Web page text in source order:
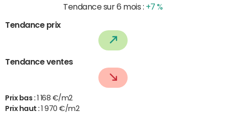
Tendance sur 6 mois : +7 %
Tendance prix
Tendance ventes
Prix bas :
1 168 €/m2
Prix haut :
1 970 €/m2